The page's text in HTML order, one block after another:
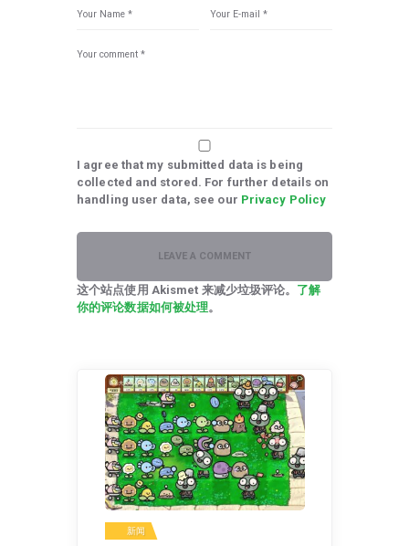
I agree that my submitted data is being
collected and stored. For further details on
handling user data, see our Privacy Policy
这个站点使用 Akismet 来减少垃圾评论。 了解
你的评论数据如何被处理。
新闻